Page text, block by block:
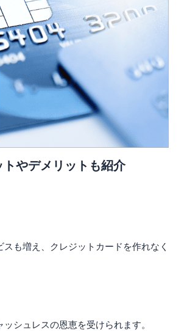
やデメリットも紹介
も増え、クレジットカードを作れなく
シュレスの恩恵を受けられます。